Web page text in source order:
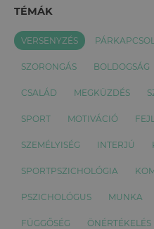
TÉMÁK
VERSENYZÉS
SZORONGÁS BOLDOGSÁG
CSALÁD MEGKÜZDÉS
SPORT MOTIVÁCIÓ
SZEMÉLYISÉG INTERJÚ
SPORTPSZICHOLÓGIA
PSZICHOLÓGUS MUNKA
FÜGGŐSÉG ÖNÉRTÉKELÉS